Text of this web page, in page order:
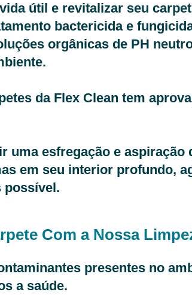
útil e revitalizar seu
bactericida e
orgânicas de PH
da Flex Clean tem
esfregação e aspiração
em seu interior profundo,
possível.
Com a Nossa
presentes no
a saúde.